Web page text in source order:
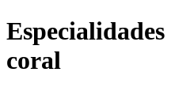
coral